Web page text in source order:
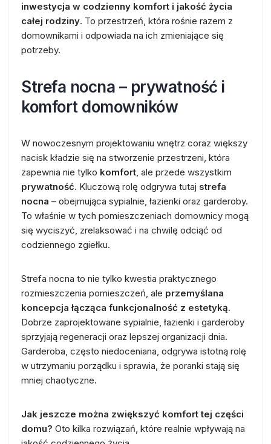
inwestycja w codzienny komfort i jakość życia
całej rodziny. To przestrzeń, która rośnie razem z
domownikami i odpowiada na ich zmieniające się
potrzeby.
Strefa nocna – prywatność i
komfort domowników
W nowoczesnym projektowaniu wnętrz coraz większy
nacisk kładzie się na stworzenie przestrzeni, która
zapewnia nie tylko komfort, ale przede wszystkim
prywatność. Kluczową rolę odgrywa tutaj strefa
nocna – obejmująca sypialnie, łazienki oraz garderoby.
To właśnie w tych pomieszczeniach domownicy mogą
się wyciszyć, zrelaksować i na chwilę odciąć od
codziennego zgiełku.
Strefa nocna to nie tylko kwestia praktycznego
rozmieszczenia pomieszczeń, ale przemyślana
koncepcja łącząca funkcjonalność z estetyką.
Dobrze zaprojektowane sypialnie, łazienki i garderoby
sprzyjają regeneracji oraz lepszej organizacji dnia.
Garderoba, często niedoceniana, odgrywa istotną rolę
w utrzymaniu porządku i sprawia, że poranki stają się
mniej chaotyczne.
Jak jeszcze można zwiększyć komfort tej części
domu? Oto kilka rozwiązań, które realnie wpływają na